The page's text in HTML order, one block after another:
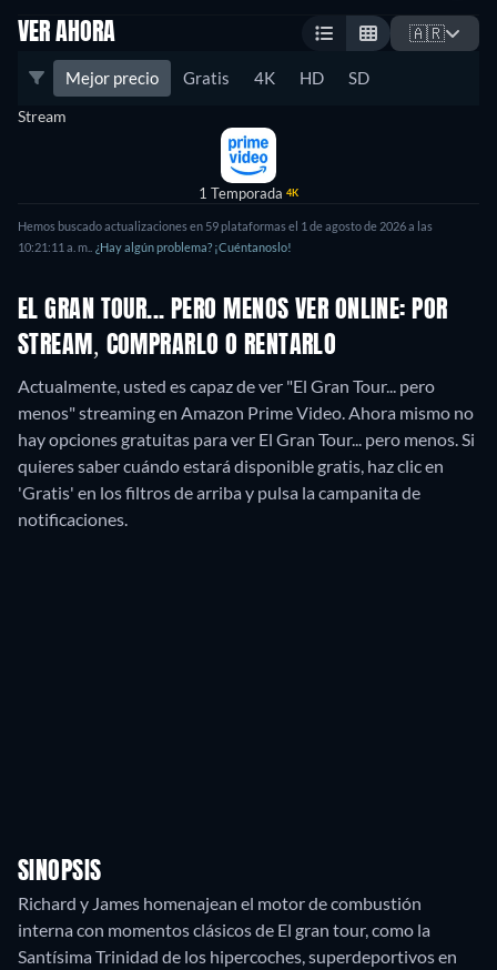
VER AHORA 🇦🇷
Mejor precio Gratis 4K HD SD
Stream
1 Temporada 4K
Hemos buscado actualizaciones en 59plataformas el 1 de agosto de 2026 a las
10:21:11 a. m.
¿Hay algún problema? ¡Cuéntanoslo!
EL GRAN TOUR... PERO MENOS VER ONLINE: POR
STREAM, COMPRARLO O RENTARLO
Actualmente, usted es capaz de ver "El Gran Tour... pero
menos" streaming en Amazon Prime Video. Ahora mismo no
hay opciones gratuitas para ver El Gran Tour... pero menos. Si
quieres saber cuándo estará disponible gratis, haz clic en
'Gratis' en los filtros de arriba y pulsa la campanita de
notificaciones.
SINOPSIS
Richard y James homenajean el motor de combustión
interna con momentos clásicos de El gran tour, como la
Santísima Trinidad de los hipercoches, superdeportivos en